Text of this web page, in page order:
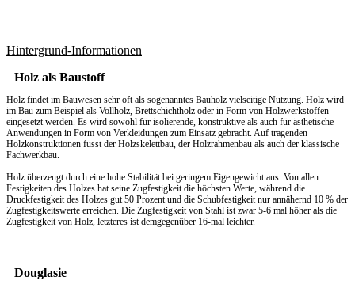
Hintergrund-Informationen
Holz als Baustoff
Holz findet im Bauwesen sehr oft als sogenanntes Bauholz vielseitige Nutzung. Holz wird
im Bau zum Beispiel als Vollholz, Brettschichtholz oder in Form von Holzwerkstoffen
eingesetzt werden. Es wird sowohl für isolierende, konstruktive als auch für ästhetische
Anwendungen in Form von Verkleidungen zum Einsatz gebracht. Auf tragenden
Holzkonstruktionen fusst der Holzskelettbau, der Holzrahmenbau als auch der klassische
Fachwerkbau.
Holz überzeugt durch eine hohe Stabilität bei geringem Eigengewicht aus. Von allen
Festigkeiten des Holzes hat seine Zugfestigkeit die höchsten Werte, während die
Druckfestigkeit des Holzes gut 50 Prozent und die Schubfestigkeit nur annähernd 10 % der
Zugfestigkeitswerte erreichen. Die Zugfestigkeit von Stahl ist zwar 5-6 mal höher als die
Zugfestigkeit von Holz, letzteres ist demgegenüber 16-mal leichter.
Douglasie